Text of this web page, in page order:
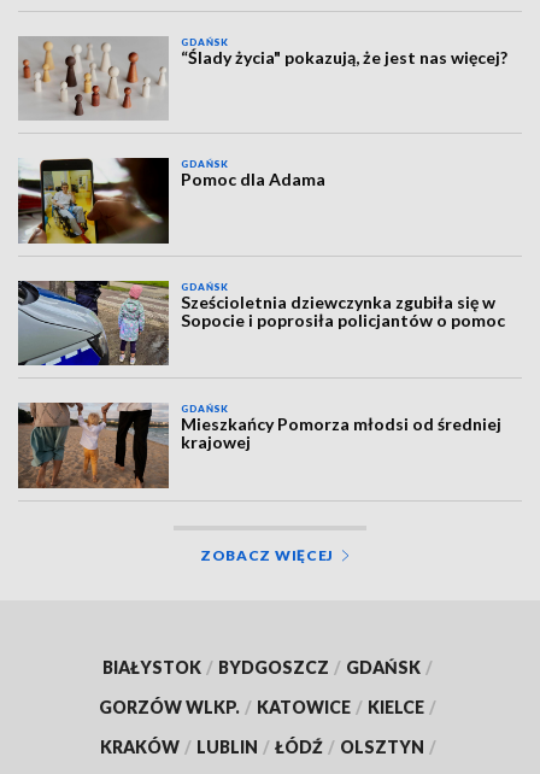
GDAŃSK
“Ślady życia" pokazują, że jest nas więcej?
GDAŃSK
Pomoc dla Adama
GDAŃSK
Sześcioletnia dziewczynka zgubiła się w
Sopocie i poprosiła policjantów o pomoc
GDAŃSK
Mieszkańcy Pomorza młodsi od średniej
krajowej
ZOBACZ WIĘCEJ
BIAŁYSTOK / BYDGOSZCZ / GDAŃSK /
GORZÓW WLKP. / KATOWICE / KIELCE /
KRAKÓW / LUBLIN / ŁÓDŹ / OLSZTYN /